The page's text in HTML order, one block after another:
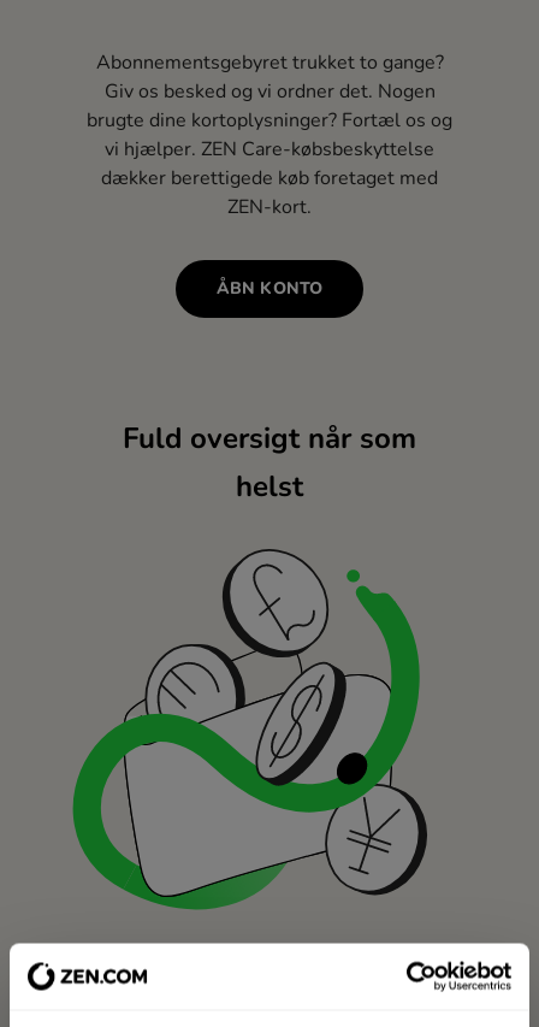
Abonnementsgebyret trukket to gange?
Giv os besked og vi ordner det. Nogen
brugte dine kortoplysninger? Fortæl os og
vi hjælper. ZEN Care-købsbeskyttelse
dækker berettigede køb foretaget med
ZEN-kort.
ÅBN KONTO
Fuld oversigt når som
helst